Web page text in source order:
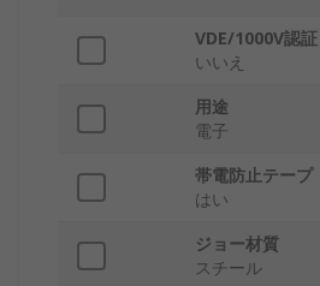
VDE/1000V認証
いいえ
用途
電子
帯電防止テープ
はい
ジョー材質
スチール